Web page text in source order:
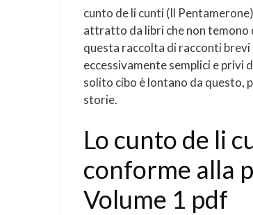
cunto de li cunti (Il
attratto da libri che non temono
questa raccolta di racconti brevi
eccessivamente semplici e privi
solito cibo è lontano da questo,
storie.
Lo cunto de li
conforme alla
Volume 1 pdf